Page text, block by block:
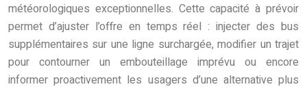
météorologiques exceptionnelles. Cette capacité à prévoir
permet d’ajuster l’offre en temps réel : injecter des bus
supplémentaires sur une ligne surchargée, modifier un trajet
pour contourner un embouteillage imprévu ou encore
informer proactivement les usagers d’une alternative plus